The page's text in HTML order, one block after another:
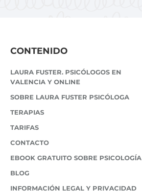
CONTENIDO
LAURA FUSTER. PSICÓLOGOS EN
VALENCIA Y ONLINE
SOBRE LAURA FUSTER PSICÓLOGA
TERAPIAS
TARIFAS
CONTACTO
EBOOK GRATUITO SOBRE PSICOLOGÍA
BLOG
INFORMACIÓN LEGAL Y PRIVACIDAD